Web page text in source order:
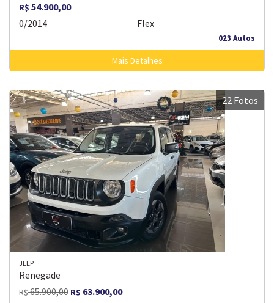
R$ 54.900,00
0/2014
Flex
023 Autos
Mais Detalhes
22 Fotos
JEEP
Renegade
R$65.900,00 R$ 63.900,00